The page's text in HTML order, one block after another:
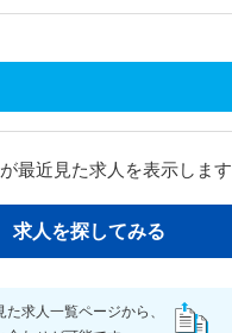
最近見た求人を表示します
求人を探してみる
た求人一覧ページから、